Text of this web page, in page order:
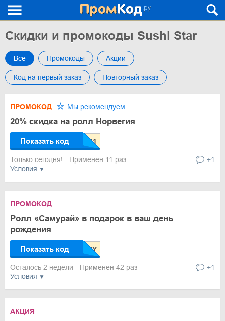
Скидки и промокоды Sushi Star
Все Промокоды Акции
Код на первый заказ Повторный заказ
Условия
ПРОМОКОД Мы рекомендуем
20% скидка на ролл Норвегия
Показать код
Только сегодня! Применен 11 раз +1
Условия
ПРОМОКОД
Ролл «Самурай» в подарок в ваш день
рождения
Показать код
Осталось 2 недели Применен 42 раз +1
АКЦИЯ